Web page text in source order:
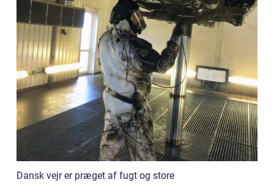
Dansk vejr er præget af fugt og store